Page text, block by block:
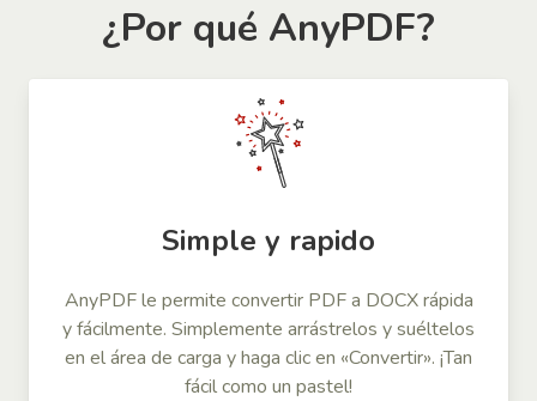
¿Por qué AnyPDF?
Simple y rapido
AnyPDF le permite convertir PDF a DOCX rápida
y fácilmente. Simplemente arrástrelos y suéltelos
en el área de carga y haga clic en «Convertir». ¡Tan
fácil como un pastel!